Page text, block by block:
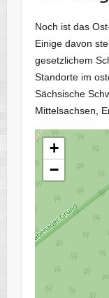
Noch ist das
Einige davon
gesetzlichem
Standorte im
Sächsische
Mittelsachsen,
+
−